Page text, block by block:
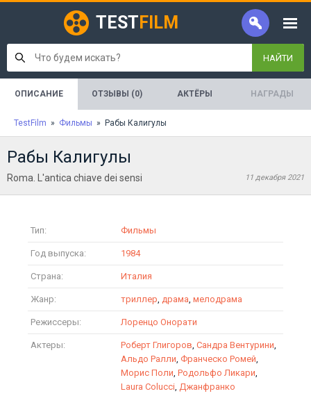
TEST FILM
НАЙТИ
ОПИСАНИЕ ОТЗЫВЫ (0) АКТЁРЫ НАГРАДЫ
TestFilm » Фильмы » Рабы Калигулы
Рабы Калигулы
Roma. L'antica chiave dei sensi 11 декабря 2021
Тип: Фильмы
Год выпуска: 1984
Страна: Италия
Жанр: триллер, драма, мелодрама
Режиссеры: Лоренцо Онорати
Актеры: Роберт Глигоров, Сандра Вентурини,
Альдо Ралли, Франческо Ромей,
Морис Поли, Родольфо Ликари,
Laura Colucci, Джанфранко